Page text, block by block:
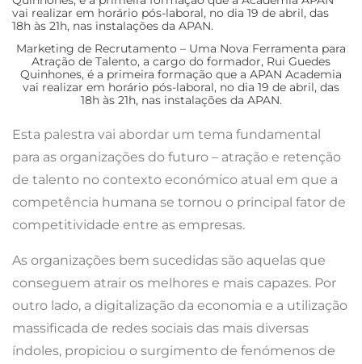
Marketing de Recrutamento – Uma Nova Ferramenta para
Atração de Talento, a cargo do formador, Rui Guedes
Quinhones, é a primeira formação que a APAN Academia
vai realizar em horário pós-laboral, no dia 19 de abril, das
18h às 21h, nas instalações da APAN.
Esta palestra vai abordar um tema fundamental
para as organizações do futuro – atração e retenção
de talento no contexto económico atual em que a
competência humana se tornou o principal fator de
competitividade entre as empresas.
As organizações bem sucedidas são aquelas que
conseguem atrair os melhores e mais capazes. Por
outro lado, a digitalização da economia e a utilização
massificada de redes sociais das mais diversas
índoles, propiciou o surgimento de fenómenos de